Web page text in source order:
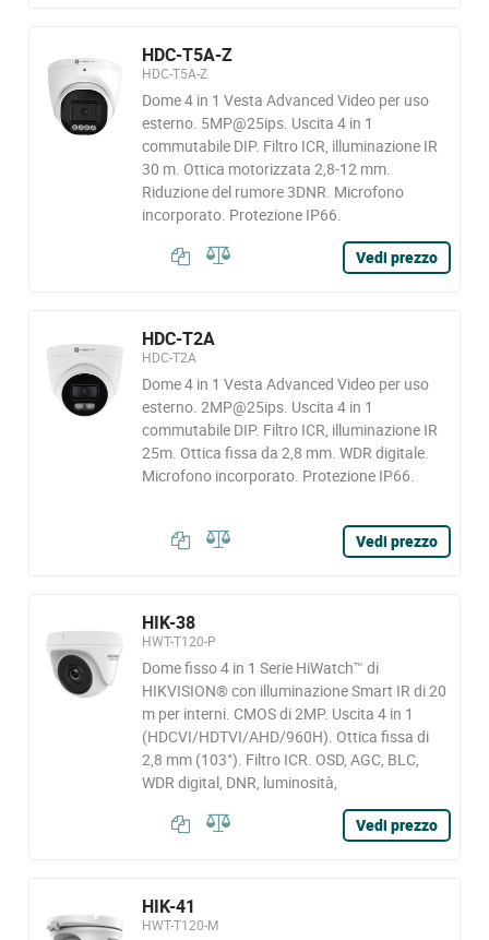
HDC-T5A-Z
HDC-T5A-Z
Dome 4 in 1 Vesta Advanced Video per uso
esterno. 5MP@25ips. Uscita 4 in 1
commutabile DIP. Filtro ICR, illuminazione IR
30 m. Ottica motorizzata 2,8-12 mm.
Riduzione del rumore 3DNR. Microfono
incorporato. Protezione IP66.
Vedi prezzo
HDC-T2A
HDC-T2A
Dome 4 in 1 Vesta Advanced Video per uso
esterno. 2MP@25ips. Uscita 4 in 1
commutabile DIP. Filtro ICR, illuminazione IR
25m. Ottica fissa da 2,8 mm. WDR digitale.
Microfono incorporato. Protezione IP66.
Vedi prezzo
HIK-38
HWT-T120-P
Dome fisso 4 in 1 Serie HiWatch™ di
HIKVISION® con illuminazione Smart IR di 20
m per interni. CMOS di 2MP. Uscita 4 in 1
(HDCVI/HDTVI/AHD/960H). Ottica fissa di
2,8 mm (103°). Filtro ICR. OSD, AGC, BLC,
WDR digital, DNR, luminosità,
Vedi prezzo
HIK-41
HWT-T120-M